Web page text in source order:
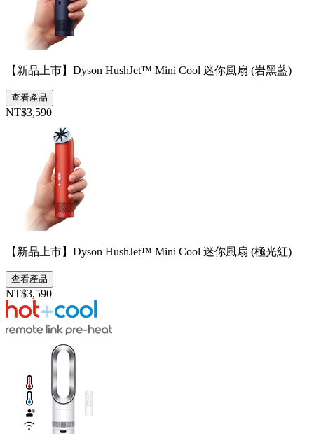
【新品上市】Dyson HushJet™ Mini Cool 迷你風扇 (岩黑藍)
查看產品
NT$3,590
【新品上市】Dyson HushJet™ Mini Cool 迷你風扇 (極光紅)
查看產品
NT$3,590